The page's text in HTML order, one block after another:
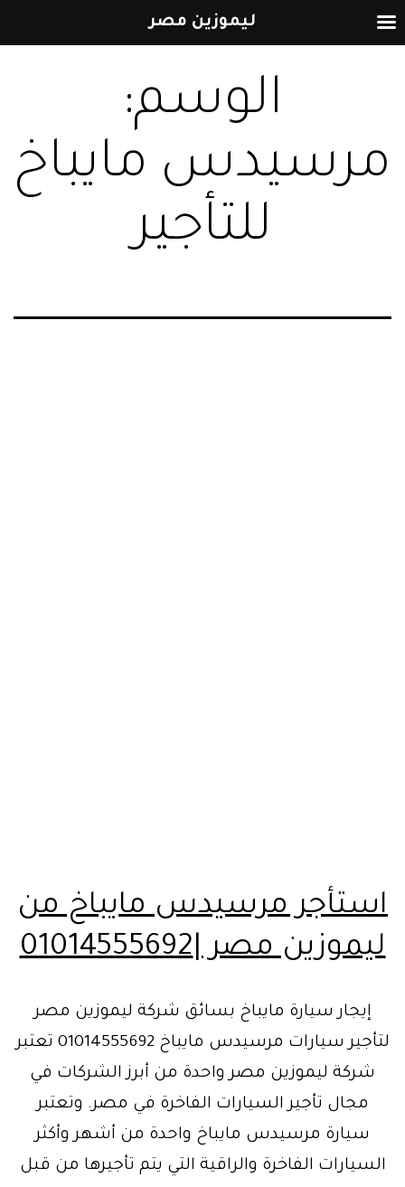
إلى
الوسم:
مرسيدس مايباخ
للتأجير
استأجر مرسيدس مايباخ من
ليموزين مصر |01014555692
إيجار سيارة مايباخ بسائق شركة ليموزين مصر
لتأجير سيارات مرسيدس مايباخ 01014555692 تعتبر
شركة ليموزين مصر واحدة من أبرز الشركات في
مجال تأجير السيارات الفاخرة في مصر. وتعتبر
سيارة مرسيدس مايباخ واحدة من أشهر وأكثر
السيارات الفاخرة والراقية التي يتم تأجيرها من قبل
ليموزين مصر